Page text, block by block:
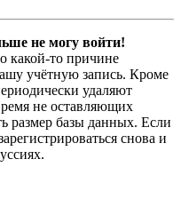
не могу войти!
какой-то причине
учётную запись. Кроме
удаляют
не оставляющих
размер базы данных. Если
снова и